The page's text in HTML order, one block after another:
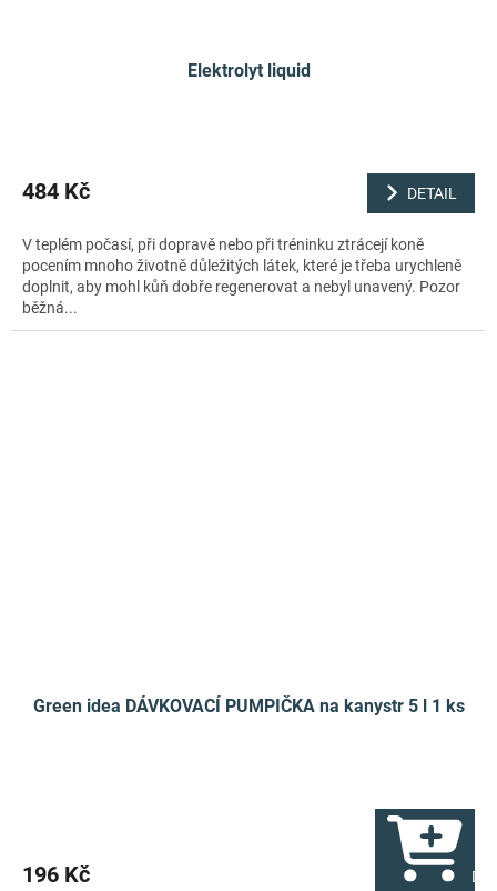
Elektrolyt liquid
484 Kč DETAIL
V teplém počasí, při dopravě nebo při tréninku ztrácejí koně
pocením mnoho životně důležitých látek, které je třeba urychleně
doplnit, aby mohl kůň dobře regenerovat a nebyl unavený. Pozor
běžná...
Green idea DÁVKOVACÍ PUMPIČKA na kanystr 5 l 1 ks
196 Kč Do